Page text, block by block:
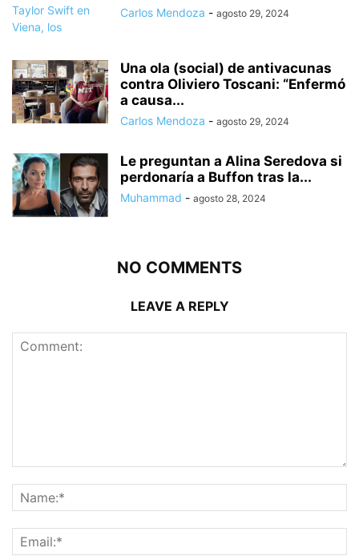
Carlos Mendoza - agosto 29, 2024
Una ola (social) de antivacunas
contra Oliviero Toscani: “Enfermó
a causa...
Carlos Mendoza - agosto 29, 2024
Le preguntan a Alina Seredova si
perdonaría a Buffon tras la...
Muhammad - agosto 28, 2024
NO COMMENTS
LEAVE A REPLY